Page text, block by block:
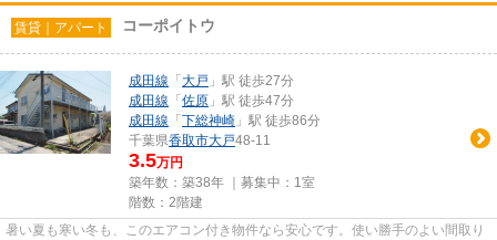
賃貸｜アパート コーポイトウ
成田線 「 大戸 」駅 徒歩27分
成田線 「 佐原 」駅 徒歩47分
成田線 「 下総神崎 」駅 徒歩86分
千葉県香取市大戸48-11
3.5万円
築年数：築38年 ｜募集中： 1室
階数：2階建
暑い夏も寒い冬も、このエアコン付き物件なら安心です。使い勝手のよい間取り